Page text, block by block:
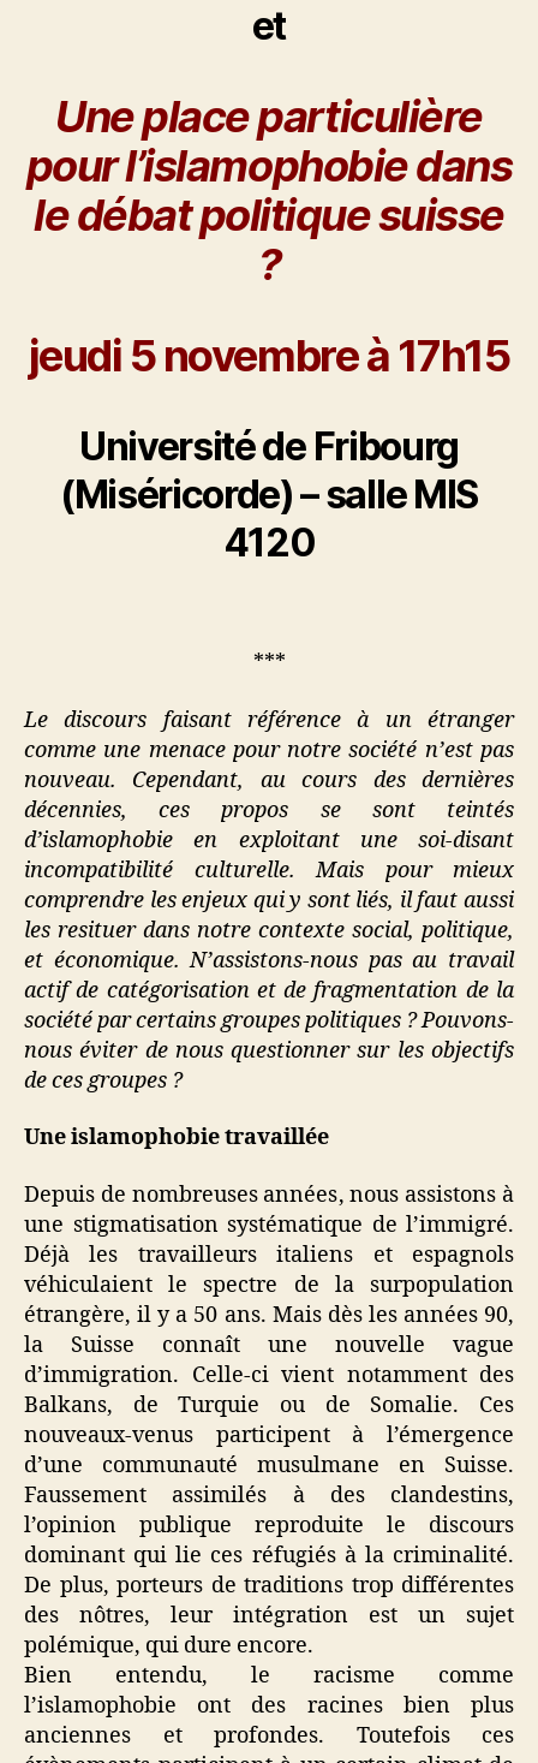
et
Une place particulière
pour l’islamophobie dans
le débat politique suisse
?
jeudi 5 novembre à 17h15
Université de Fribourg
(Miséricorde) – salle MIS
4120
***
Le discours faisant référence à un étranger
comme une menace pour notre société n’est pas
nouveau. Cependant, au cours des dernières
décennies, ces propos se sont teintés
d’islamophobie en exploitant une soi-disant
incompatibilité culturelle. Mais pour mieux
comprendre les enjeux qui y sont liés, il faut aussi
les resituer dans notre contexte social, politique,
et économique. N’assistons-nous pas au travail
actif de catégorisation et de fragmentation de la
société par certains groupes politiques ? Pouvons-
nous éviter de nous questionner sur les objectifs
de ces groupes ?
Une islamophobie travaillée
Depuis de nombreuses années, nous assistons à
une stigmatisation systématique de l’immigré.
Déjà les travailleurs italiens et espagnols
véhiculaient le spectre de la surpopulation
étrangère, il y a 50 ans. Mais dès les années 90,
la Suisse connaît une nouvelle vague
d’immigration. Celle-ci vient notamment des
Balkans, de Turquie ou de Somalie. Ces
nouveaux-venus participent à l’émergence
d’une communauté musulmane en Suisse.
Faussement assimilés à des clandestins,
l’opinion publique reproduite le discours
dominant qui lie ces réfugiés à la criminalité.
De plus, porteurs de traditions trop différentes
des nôtres, leur intégration est un sujet
polémique, qui dure encore.
Bien entendu, le racisme comme
l’islamophobie ont des racines bien plus
anciennes et profondes. Toutefois ces